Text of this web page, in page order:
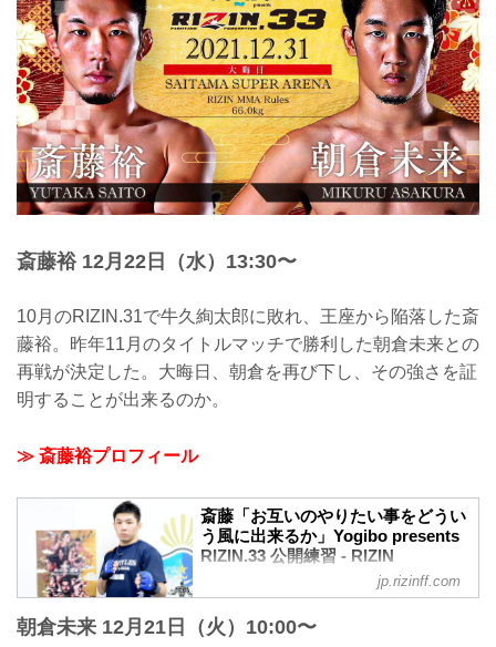
の武田光司戦に勝利し、現在2連勝中の矢
地祐介。昨年8月に一度敗れているホベル
ト・サトシ・ソウザとのライト級タイト
ルマッチが決定した。今回のタイトルマ
ッチで前回のリベンジを果たすことが出
来るのか？！
公開練習では、2分間のパンチミットを披
露。その後、インタビューに応じた。
矢地祐介 公開練習風景
2021年12月23日（木）矢地祐...
斎藤裕 12月22日（水）13:30〜
10月のRIZIN.31で牛久絢太郎に敗れ、王座から陥落した斎
藤裕。昨年11月のタイトルマッチで勝利した朝倉未来との
再戦が決定した。大晦日、朝倉を再び下し、その強さを証
明することが出来るのか。
≫ 斎藤裕プロフィール
斎藤「お互いのやりたい事をどうい
う風に出来るか」Yogibo presents
RIZIN.33 公開練習 - RIZIN
FIGHTING FEDERATION オフィシ
ャルサイト
2021年12月22日（水）、Yogibo presents
jp.rizinff.com
朝倉未来 12月21日（火）10:00〜